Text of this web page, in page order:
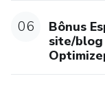
06
Bônus
site/blog